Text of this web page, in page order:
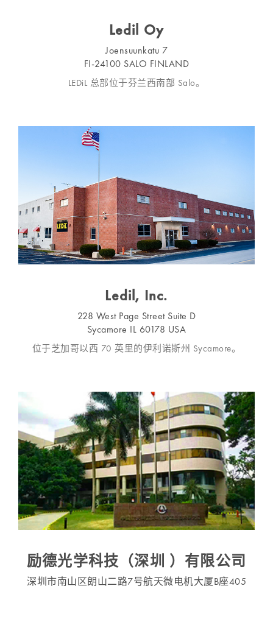
Ledil Oy
Joensuunkatu 7
FI-24100 SALO FINLAND
LEDiL 总部位于芬兰西南部 Salo。
Ledil, Inc.
228 West Page Street Suite D
Sycamore IL 60178 USA
位于芝加哥以西 70 英里的伊利诺斯州 Sycamore。
励德光学科技（深圳 ）有限公司
深圳市南山区朗山二路7号航天微电机大厦B座405